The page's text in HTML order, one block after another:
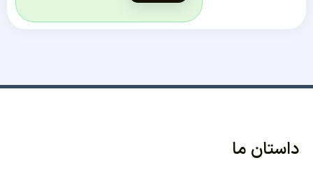
داستان ما